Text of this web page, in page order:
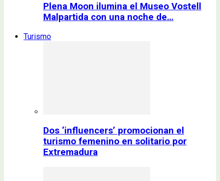
Plena Moon ilumina el Museo Vostell
Malpartida con una noche de…
Turismo
Dos ‘influencers’ promocionan el
turismo femenino en solitario por
Extremadura